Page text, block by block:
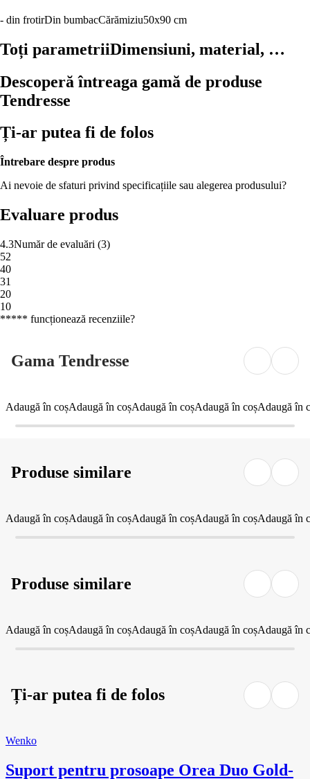
- din frotirDin bumbacCărămiziu50x90 cm
Toți parametriiDimensiuni, material, …
Descoperă întreaga gamă de produse
Tendresse
Ți-ar putea fi de folos
Întrebare despre produs
Ai nevoie de sfaturi privind specificațiile sau alegerea produsului?
Evaluare produs
4.3Număr de evaluări (3)
52
40
31
20
10
***** funcționează recenziile?
Gama Tendresse
Adaugă în coșAdaugă în coșAdaugă în coșAdaugă în coșAdaugă în
Produse similare
Adaugă în coșAdaugă în coșAdaugă în coșAdaugă în coșAdaugă în
Produse similare
Adaugă în coșAdaugă în coșAdaugă în coșAdaugă în coșAdaugă în
Ți-ar putea fi de folos
Wenko
Suport pentru prosoape Orea Duo Gold-